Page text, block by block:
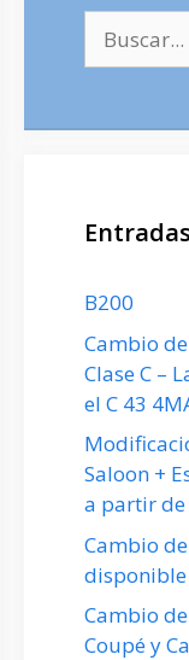
B200
Cambio
Clase C –
el C 43
Saloon +
a partir de
Cambio
Cambio
Coupé y